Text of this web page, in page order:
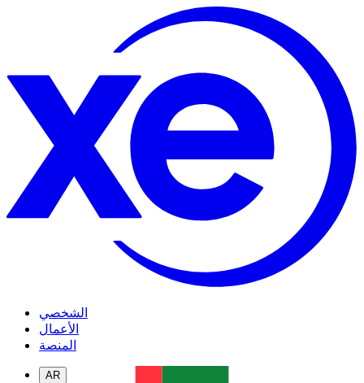
الشخصي
الأعمال
المنصة
AR